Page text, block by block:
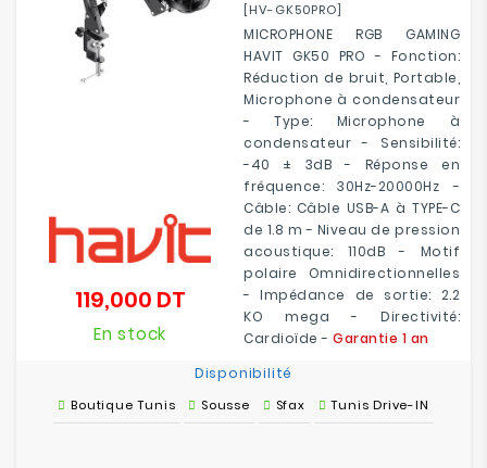
[HV-GK50PRO]
MICROPHONE RGB GAMING
HAVIT GK50 PRO - Fonction:
Réduction de bruit, Portable,
Microphone à condensateur
- Type: Microphone à
condensateur - Sensibilité:
-40 ± 3dB - Réponse en
fréquence: 30Hz-20000Hz -
Câble: Câble USB-A à TYPE-C
de 1.8 m - Niveau de pression
acoustique: 110dB - Motif
polaire Omnidirectionnelles
- Impédance de sortie: 2.2
KO mega - Directivité:
Cardioïde - Garantie 1 an
119,000 DTPrix
En stock
Disponibilité
Boutique Tunis Sousse Sfax Tunis Drive-IN